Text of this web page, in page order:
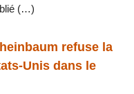
(…)
refuse la
Unis dans le